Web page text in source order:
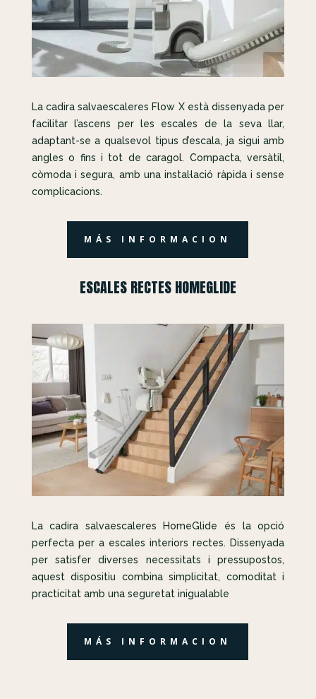
La cadira salvaescaleres Flow X està dissenyada per
facilitar l’ascens per les escales de la seva llar,
adaptant-se a qualsevol tipus d’escala, ja sigui amb
angles o fins i tot de caragol. Compacta, versàtil,
còmoda i segura, amb una instal·lació ràpida i sense
complicacions.
MÁS INFORMACION
ESCALES RECTES HOMEGLIDE
La cadira salvaescaleres HomeGlide és la opció
perfecta per a escales interiors rectes. Dissenyada
per satisfer diverses necessitats i pressupostos,
aquest dispositiu combina simplicitat, comoditat i
practicitat amb una seguretat inigualable
MÁS INFORMACION